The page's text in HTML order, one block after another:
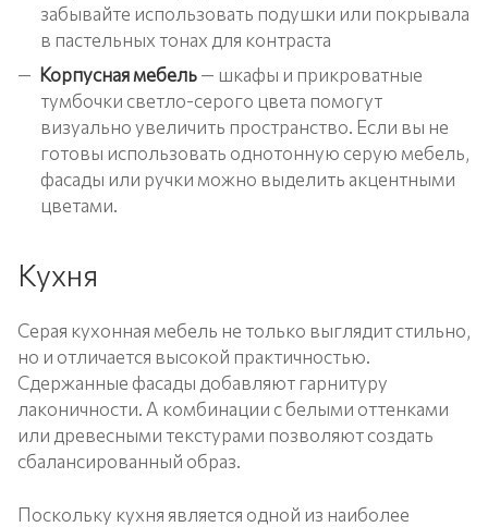
забывайте использовать подушки или покрывала
в пастельных тонах для контраста
Корпусная мебель— шкафы и прикроватные
тумбочки светло-серого цвета помогут
визуально увеличить пространство. Если вы не
готовы использовать однотонную серую мебель,
фасады или ручки можно выделить акцентными
цветами.
Кухня
Серая кухонная мебель не только выглядит стильно,
но и отличается высокой практичностью.
Сдержанные фасады добавляют гарнитуру
лаконичности. А комбинации с белыми оттенками
или древесными текстурами позволяют создать
сбалансированный образ.
Поскольку кухня является одной из наиболее